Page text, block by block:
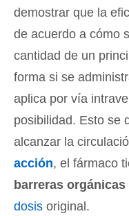
demostrar que la
de acuerdo a cómo
cantidad de un
forma si se
aplica por vía
posibilidad. Esto se
alcanzar la
acción, el fármaco
barreras orgánicas
dosis original.